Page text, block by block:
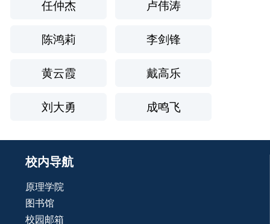
任仲杰 卢伟涛
陈鸿莉 李剑锋
黄云霞 戴高乐
刘大勇 成鸣飞
校内导航
原理学院
图书馆
校园邮箱